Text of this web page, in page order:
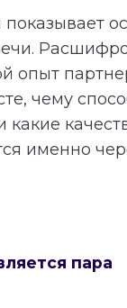
показывает
опыт
чему
какие
именно
пара